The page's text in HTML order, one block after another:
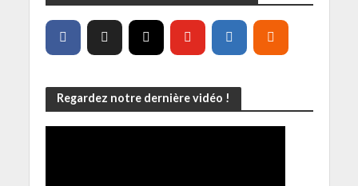
Regardez notre dernière vidéo !